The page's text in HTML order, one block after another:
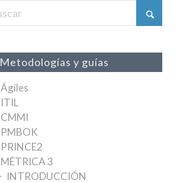
Metodologías y guías
Ágiles
ITIL
CMMI
PMBOK
PRINCE2
MÉTRICA 3
INTRODUCCIÓN